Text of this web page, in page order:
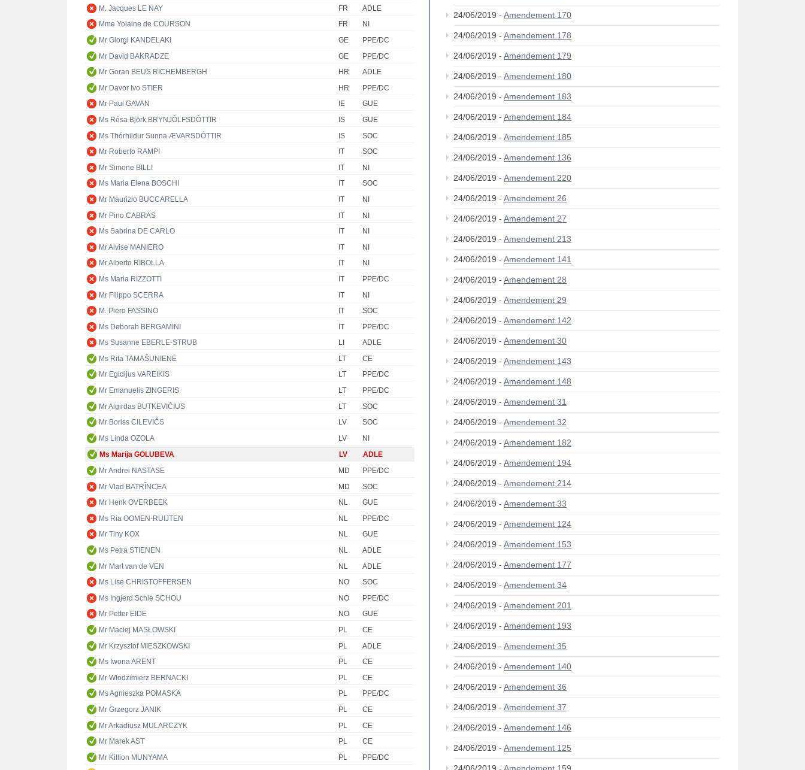
M. Jacques LE NAY
FR
ADLE
Mme Yolaine de COURSON
FR
NI
Mr Giorgi KANDELAKI
GE
PPE/DC
Mr David BAKRADZE
GE
PPE/DC
Mr Goran BEUS RICHEMBERGH
HR
ADLE
Mr Davor Ivo STIER
HR
PPE/DC
Mr Paul GAVAN
IE
GUE
Ms Rósa Björk BRYNJÓLFSDÓTTIR
IS
GUE
Ms Thórhildur Sunna ÆVARSDÓTTIR
IS
SOC
Mr Roberto RAMPI
IT
SOC
Mr Simone BILLI
IT
NI
Ms Maria Elena BOSCHI
IT
SOC
Mr Maurizio BUCCARELLA
IT
NI
Mr Pino CABRAS
IT
NI
Ms Sabrina DE CARLO
IT
NI
Mr Alvise MANIERO
IT
NI
Mr Alberto RIBOLLA
IT
NI
Ms Maria RIZZOTTI
IT
PPE/DC
Mr Filippo SCERRA
IT
NI
M. Piero FASSINO
IT
SOC
Ms Deborah BERGAMINI
IT
PPE/DC
Ms Susanne EBERLE-STRUB
LI
ADLE
Ms Rita TAMAŠUNIENĖ
LT
CE
Mr Egidijus VAREIKIS
LT
PPE/DC
Mr Emanuelis ZINGERIS
LT
PPE/DC
Mr Algirdas BUTKEVIČIUS
LT
SOC
Mr Boriss CILEVIČS
LV
SOC
Ms Linda OZOLA
LV
NI
Ms Marija GOLUBEVA
LV
ADLE
Mr Andrei NASTASE
MD
PPE/DC
Mr Vlad BATRÎNCEA
MD
SOC
Mr Henk OVERBEEK
NL
GUE
Ms Ria OOMEN-RUIJTEN
NL
PPE/DC
Mr Tiny KOX
NL
GUE
Ms Petra STIENEN
NL
ADLE
Mr Mart van de VEN
NL
ADLE
Ms Lise CHRISTOFFERSEN
NO
SOC
Ms Ingjerd Schie SCHOU
NO
PPE/DC
Mr Petter EIDE
NO
GUE
Mr Maciej MASŁOWSKI
PL
CE
Mr Krzysztof MIESZKOWSKI
PL
ADLE
Ms Iwona ARENT
PL
CE
Mr Włodzimierz BERNACKI
PL
CE
Ms Agnieszka POMASKA
PL
PPE/DC
Mr Grzegorz JANIK
PL
CE
Mr Arkadiusz MULARCZYK
PL
CE
Mr Marek AST
PL
CE
Mr Killion MUNYAMA
PL
PPE/DC
24/06/2019 - Amendement 170
24/06/2019 - Amendement 178
24/06/2019 - Amendement 179
24/06/2019 - Amendement 180
24/06/2019 - Amendement 183
24/06/2019 - Amendement 184
24/06/2019 - Amendement 185
24/06/2019 - Amendement 136
24/06/2019 - Amendement 220
24/06/2019 - Amendement 26
24/06/2019 - Amendement 27
24/06/2019 - Amendement 213
24/06/2019 - Amendement 141
24/06/2019 - Amendement 28
24/06/2019 - Amendement 29
24/06/2019 - Amendement 142
24/06/2019 - Amendement 30
24/06/2019 - Amendement 143
24/06/2019 - Amendement 148
24/06/2019 - Amendement 31
24/06/2019 - Amendement 32
24/06/2019 - Amendement 182
24/06/2019 - Amendement 194
24/06/2019 - Amendement 214
24/06/2019 - Amendement 33
24/06/2019 - Amendement 124
24/06/2019 - Amendement 153
24/06/2019 - Amendement 177
24/06/2019 - Amendement 34
24/06/2019 - Amendement 201
24/06/2019 - Amendement 193
24/06/2019 - Amendement 35
24/06/2019 - Amendement 140
24/06/2019 - Amendement 36
24/06/2019 - Amendement 37
24/06/2019 - Amendement 146
24/06/2019 - Amendement 125